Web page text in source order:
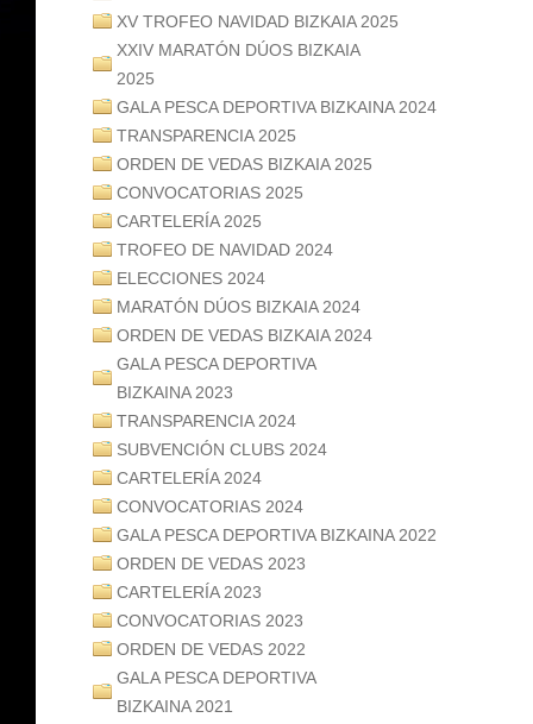
XV TROFEO NAVIDAD BIZKAIA 2025
XXIV MARATÓN DÚOS BIZKAIA
2025
GALA PESCA DEPORTIVA BIZKAINA 2024
TRANSPARENCIA 2025
ORDEN DE VEDAS BIZKAIA 2025
CONVOCATORIAS 2025
CARTELERÍA 2025
TROFEO DE NAVIDAD 2024
ELECCIONES 2024
MARATÓN DÚOS BIZKAIA 2024
ORDEN DE VEDAS BIZKAIA 2024
GALA PESCA DEPORTIVA
BIZKAINA 2023
TRANSPARENCIA 2024
SUBVENCIÓN CLUBS 2024
CARTELERÍA 2024
CONVOCATORIAS 2024
GALA PESCA DEPORTIVA BIZKAINA 2022
ORDEN DE VEDAS 2023
CARTELERÍA 2023
CONVOCATORIAS 2023
ORDEN DE VEDAS 2022
GALA PESCA DEPORTIVA
BIZKAINA 2021